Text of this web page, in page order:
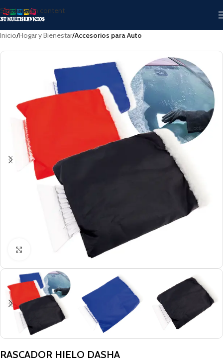
Skip to main content
Inicio Hogar y Bienestar Accesorios para Auto
RASCADOR HIELO DASHA